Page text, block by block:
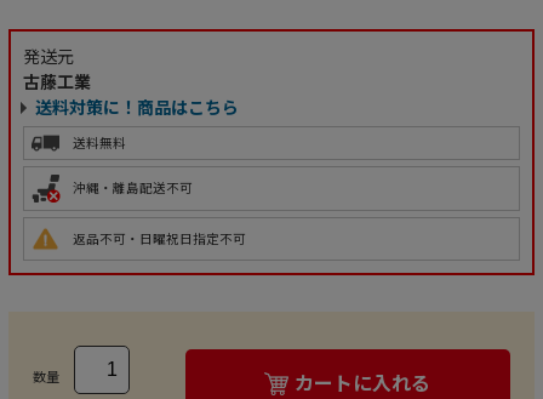
発送元
古藤工業
送料対策に！商品はこちら
送料無料
沖縄・離島配送不可
返品不可・日曜祝日指定不可
数量 カートに入れる